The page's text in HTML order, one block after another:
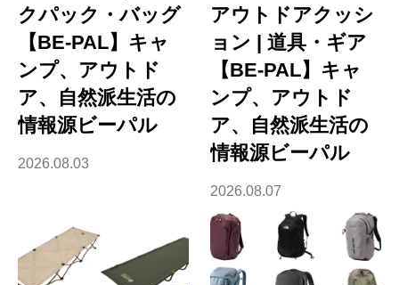
クパック・バッグ
【BE-PAL】キャ
ンプ、アウトド
ア、自然派生活の
情報源ビーパル
2026.08.03
アウトドアクッシ
ョン | 道具・ギア
【BE-PAL】キャ
ンプ、アウトド
ア、自然派生活の
情報源ビーパル
2026.08.07